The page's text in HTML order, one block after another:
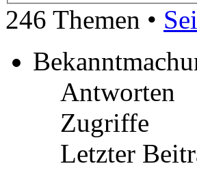
246 Themen •
Antworten
Zugriffe
Letzter